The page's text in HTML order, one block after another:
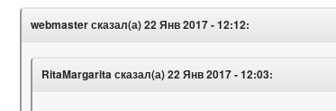
webmaster сказал(а) 22 Янв 2017 - 12:12:
RitaMargarita сказал(а) 22 Янв 2017 - 12:03: